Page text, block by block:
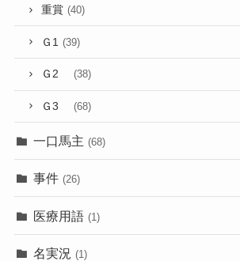
重賞 (40)
Ｇ1 (39)
Ｇ2 (38)
Ｇ3 (68)
一口馬主 (68)
事件 (26)
医療用語 (1)
名実況 (1)